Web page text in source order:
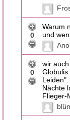
0
Warum
und
0
wir
Globulis
Nächte
Flieger-